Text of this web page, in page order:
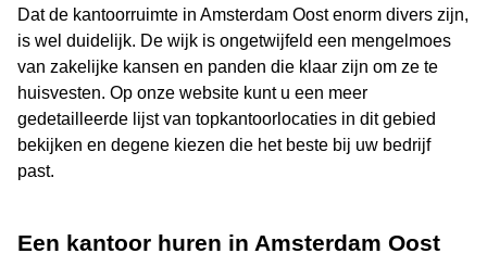
Dat de kantoorruimte in Amsterdam Oost enorm divers zijn,
is wel duidelijk. De wijk is ongetwijfeld een mengelmoes
van zakelijke kansen en panden die klaar zijn om ze te
huisvesten. Op onze website kunt u een meer
gedetailleerde lijst van topkantoorlocaties in dit gebied
bekijken en degene kiezen die het beste bij uw bedrijf
past.
Een kantoor huren in Amsterdam Oost